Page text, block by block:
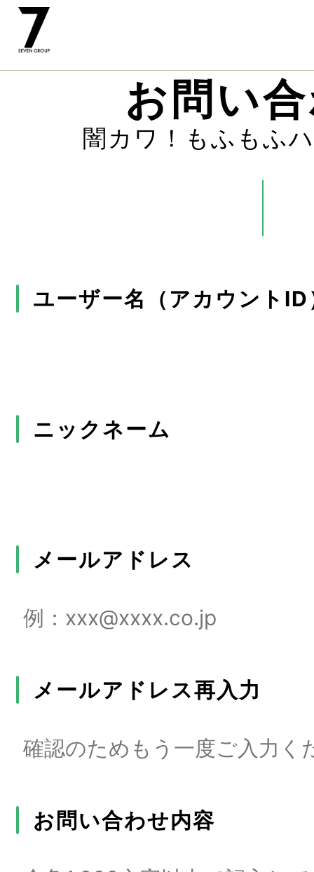
お問い
闇カワ！もふもふ
ユーザー名（アカウントID
ニックネーム
メールアドレス
メールアドレス再入力
お問い合わせ内容